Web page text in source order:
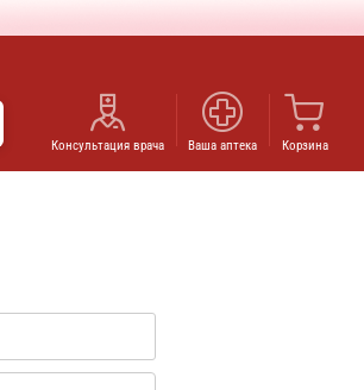
Консультация врача Ваша аптека Корзина